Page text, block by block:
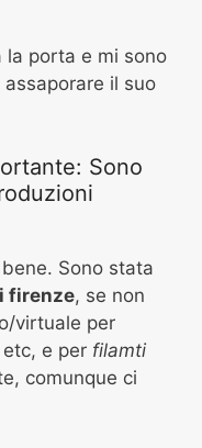
la porta e mi sono
il suo
Sono
Sono stata
firenze, se non
virtuale per
e per filamti
comunque ci